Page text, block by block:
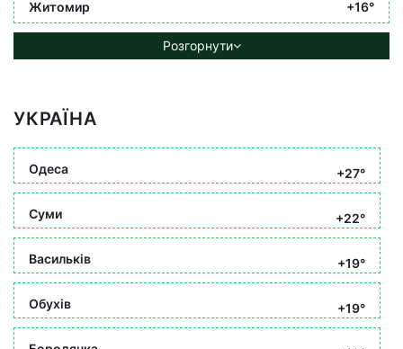
Житомир +16°
Розгорнути
УКРАЇНА
Одеса +27°
Суми +22°
Васильків +19°
Обухів +19°